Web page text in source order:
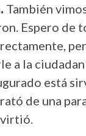
También
Espero de
a la
está
de una